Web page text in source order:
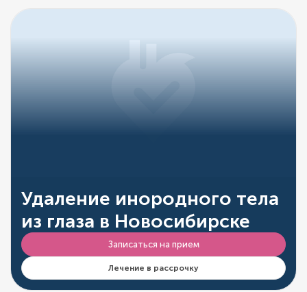
Удаление инородного тела
из глаза в Новосибирске
Записаться на прием
Лечение в рассрочку